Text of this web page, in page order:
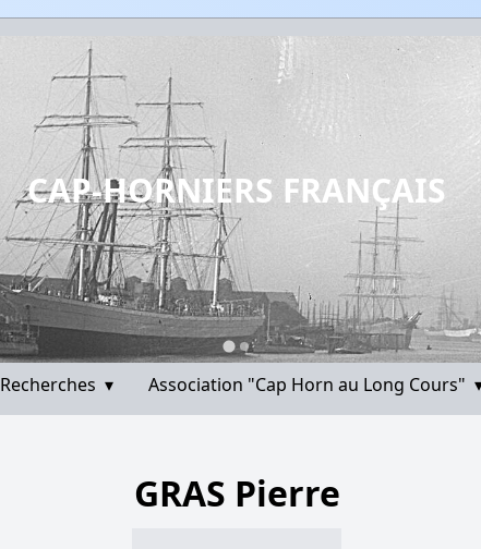
CAP-HORNIERS FRANÇAIS
Recherches ▾ Association "Cap Horn au Long Cours"
GRAS Pierre